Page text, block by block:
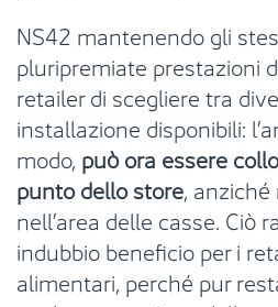
NS42 mantenendo gli
pluripremiate prestazioni
retailer di scegliere tra
installazione disponibili:
modo, può ora essere
punto dello store,
nell’area delle casse. Ciò
indubbio beneficio per i
alimentari, perché pur